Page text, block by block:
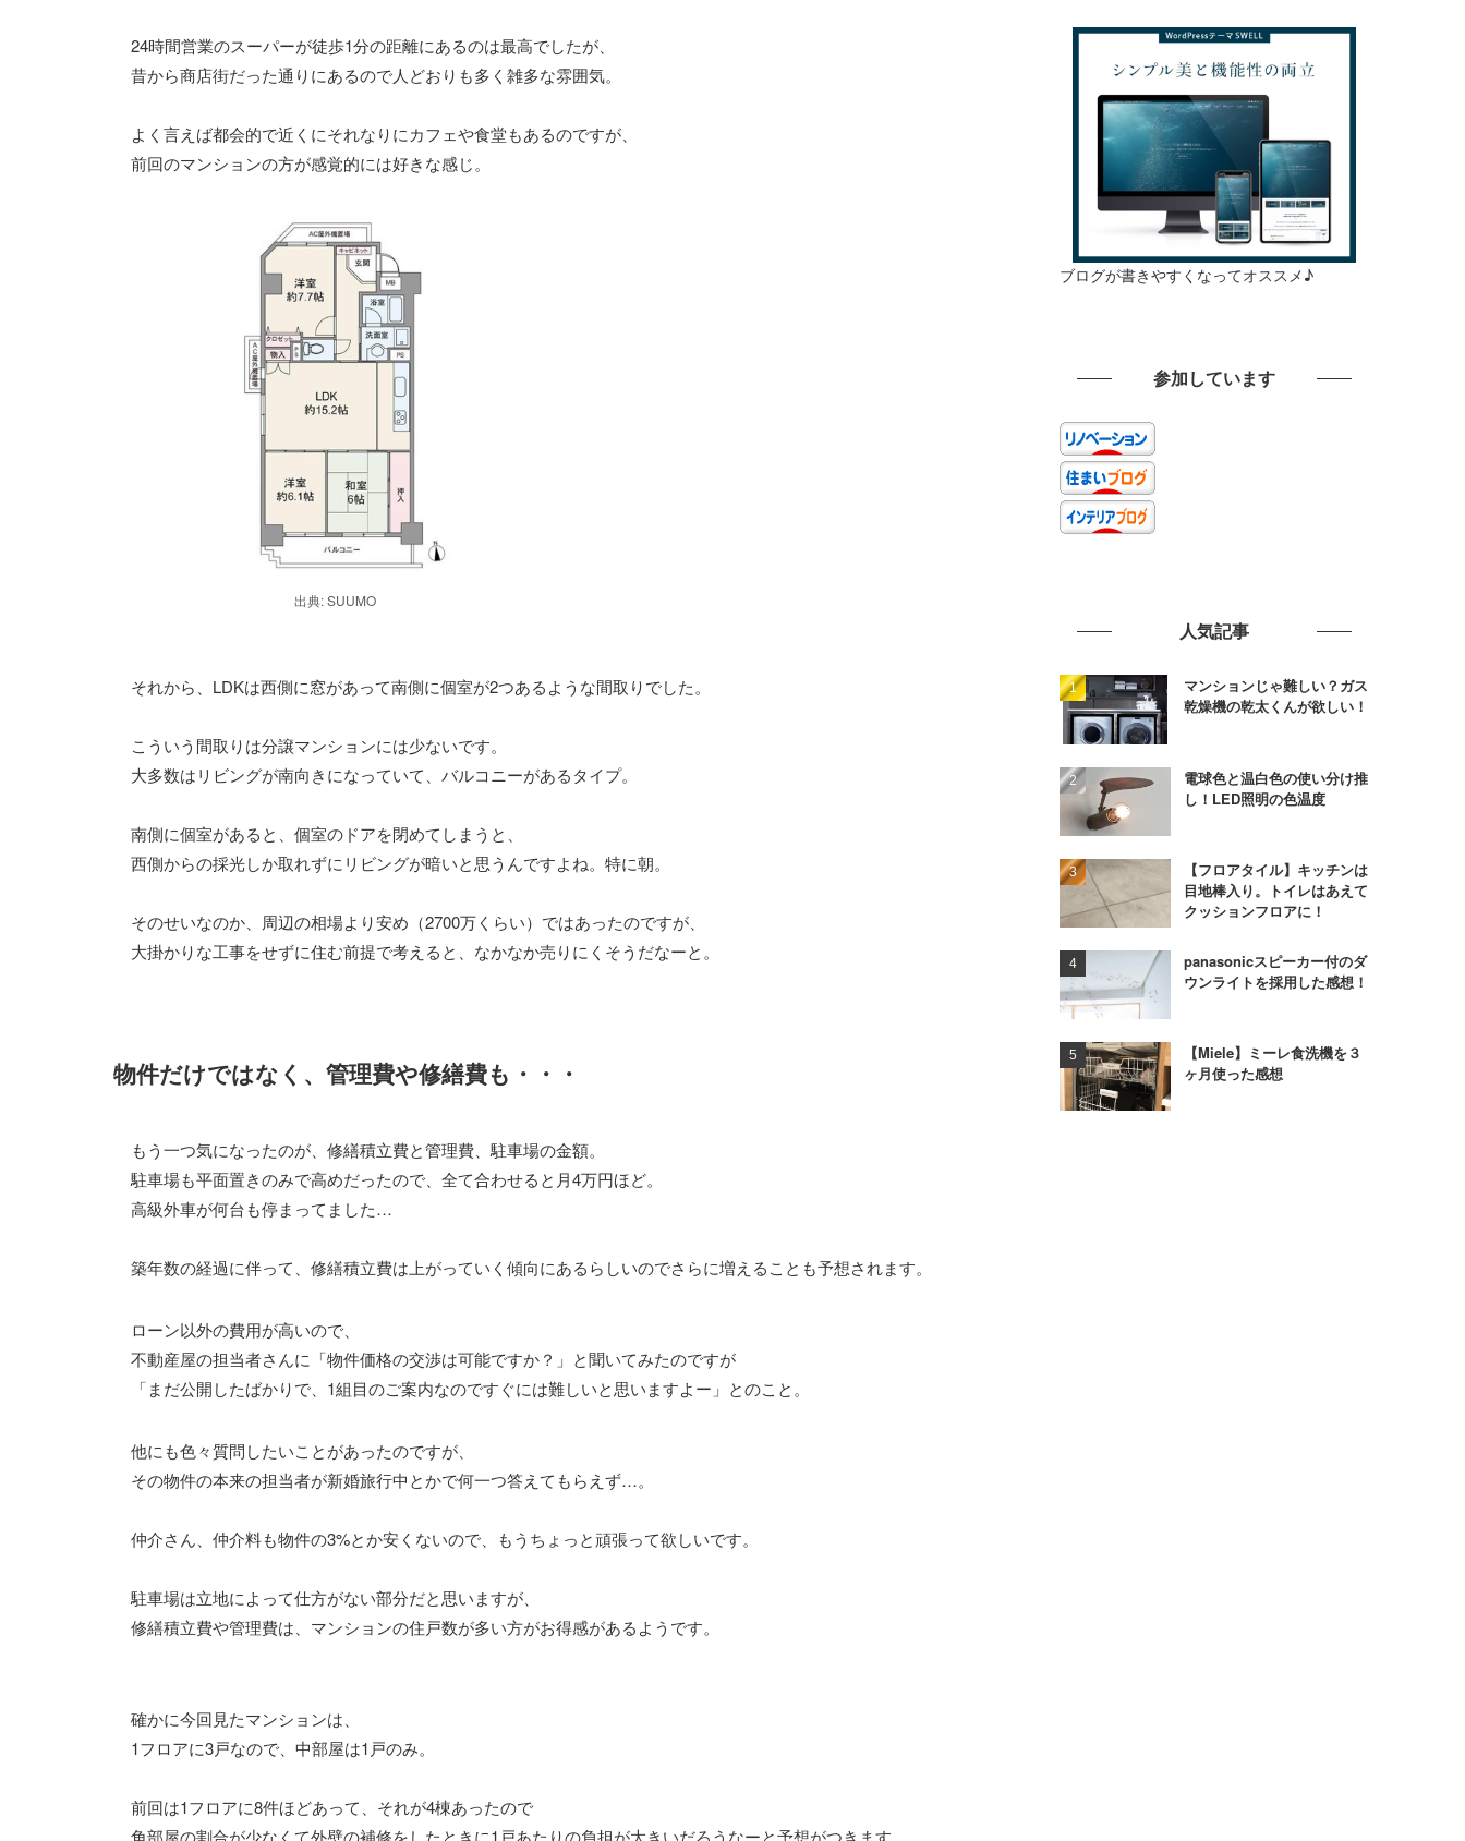
24時間営業のスーパーが徒歩1分の距離にあるのは最高でしたが、
昔から商店街だった通りにあるので人どおりも多く雑多な雰囲気。
よく言えば都会的で近くにそれなりにカフェや食堂もあるのですが、
前回のマンションの方が感覚的には好きな感じ。
出典: SUUMO
それから、LDKは西側に窓があって南側に個室が2つあるような間取りでした。
こういう間取りは分譲マンションには少ないです。
大多数はリビングが南向きになっていて、バルコニーがあるタイプ。
南側に個室があると、個室のドアを閉めてしまうと、
西側からの採光しか取れずにリビングが暗いと思うんですよね。特に朝。
そのせいなのか、周辺の相場より安め（2700万くらい）ではあったのですが、
大掛かりな工事をせずに住む前提で考えると、なかなか売りにくそうだなーと。
物件だけではなく、管理費や修繕費も・・・
もう一つ気になったのが、修繕積立費と管理費、駐車場の金額。
駐車場も平面置きのみで高めだったので、全て合わせると月4万円ほど。
高級外車が何台も停まってました…
築年数の経過に伴って、修繕積立費は上がっていく傾向にあるらしいのでさらに増えることも予想されます。
ローン以外の費用が高いので、
不動産屋の担当者さんに「物件価格の交渉は可能ですか？」と聞いてみたのですが
「まだ公開したばかりで、1組目のご案内なのですぐには難しいと思いますよー」とのこと。
他にも色々質問したいことがあったのですが、
その物件の本来の担当者が新婚旅行中とかで何一つ答えてもらえず…。
仲介さん、仲介料も物件の3%とか安くないので、もうちょっと頑張って欲しいです。
駐車場は立地によって仕方がない部分だと思いますが、
修繕積立費や管理費は、マンションの住戸数が多い方がお得感があるようです。
確かに今回見たマンションは、
1フロアに3戸なので、中部屋は1戸のみ。
前回は1フロアに8件ほどあって、それが4棟あったので
角部屋の割合が少なくて外壁の補修をしたときに1戸あたりの負担が大きいだろうなーと予想がつきます。
ブログが書きやすくなってオススメ♪
参加しています
人気記事
マンションじゃ難しい？ガス
乾燥機の乾太くんが欲しい！
電球色と温白色の使い分け推
し！LED照明の色温度
【フロアタイル】キッチンは
目地棒入り。トイレはあえて
クッションフロアに！
panasonicスピーカー付のダ
ウンライトを採用した感想！
【Miele】ミーレ食洗機を３
ヶ月使った感想